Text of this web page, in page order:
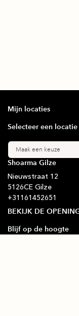
Mijn locaties
Selecteer een locatie
Maak een keuze
Shoarma Gilze
Nieuwstraat 12
5126CE Gilze
+31161452651
BEKIJK DE
Blijf op de hoogte